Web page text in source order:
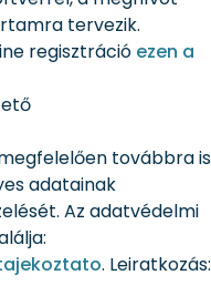
tervezik.
regisztráció ezen a
továbbra is
adatainak
Az adatvédelmi
. Leiratkozás: